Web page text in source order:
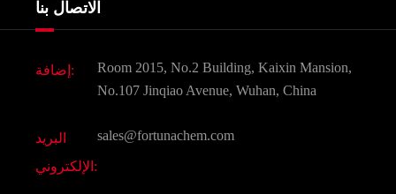
مكونات مستحضرات التجميل
النكهات و عطور
الكيميائية CAS
جميع المواد الكيميائية غرامة
الاتصال بنا
إضافة:
Room 2015, No.2 Building, Kaixin Mansion,
No.107 Jinqiao Avenue, Wuhan, China
البريد
الإلكتروني:
sales@fortunachem.com